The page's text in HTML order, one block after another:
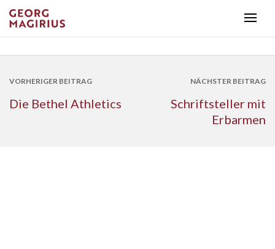
VORHERIGER BEITRAG
Die Bethel Athletics
NÄCHSTER BEITRAG
Schriftsteller mit
Erbarmen